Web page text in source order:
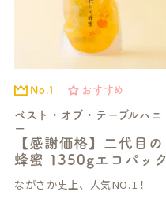
No.1 おすすめ
ベスト・オブ・テーブルハニ
ー
【感謝価格】二代目の
蜂蜜 1350gエコパック
ながさか史上、人気NO.1！